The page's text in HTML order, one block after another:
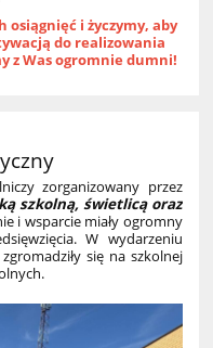
osiągnięć i życzymy, aby
do realizowania
z Was ogromnie dumni!
zorganizowany przez
szkolną, świetlicą oraz
i wsparcie miały ogromny
W wydarzeniu
się na szkolnej